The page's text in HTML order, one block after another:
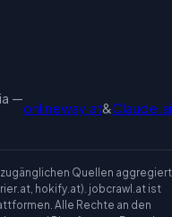
—
onlineway.at&Claude.ai
Quellen aggregiert
hokify.at). jobcrawl.at ist
Alle Rechte an den